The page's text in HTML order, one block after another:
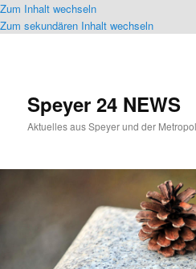
Zum Inhalt wechseln
Zum sekundären Inhalt wechseln
Speyer 24 NEWS
Aktuelles aus Speyer und der